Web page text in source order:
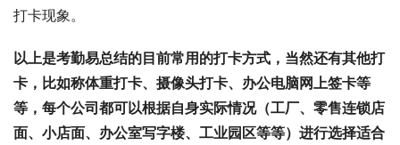
打卡现象。
以上是考勤易总结的目前常用的打卡方式，当然还有其他打
卡，比如称体重打卡、摄像头打卡、办公电脑网上签卡等
等，每个公司都可以根据自身实际情况（工厂、零售连锁店
面、小店面、办公室写字楼、工业园区等等）进行选择适合